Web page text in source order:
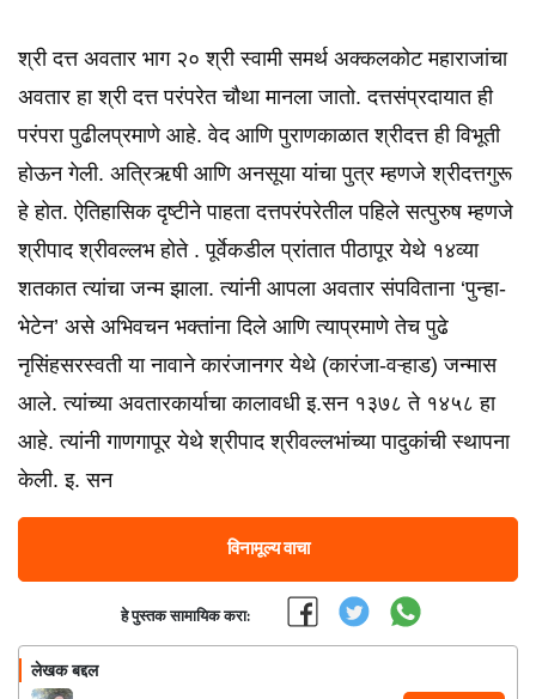
श्री दत्त अवतार भाग २० श्री स्वामी समर्थ अक्कलकोट महाराजांचा
अवतार हा श्री दत्त परंपरेत चौथा मानला जातो. दत्तसंप्रदायात ही
परंपरा पुढीलप्रमाणे आहे. वेद आणि पुराणकाळात श्रीदत्त ही विभूती
होऊन गेली. अत्रिऋषी आणि अनसूया यांचा पुत्र म्हणजे श्रीदत्तगुरू
हे होत. ऐतिहासिक दृष्टीने पाहता दत्तपरंपरेतील पहिले सत्पुरुष म्हणजे
श्रीपाद श्रीवल्लभ होते . पूर्वेकडील प्रांतात पीठापूर येथे १४व्या
शतकात त्यांचा जन्म झाला. त्यांनी आपला अवतार संपविताना ‘पुन्हा-
भेटेन’ असे अभिवचन भक्तांना दिले आणि त्याप्रमाणे तेच पुढे
नृसिंहसरस्वती या नावाने कारंजानगर येथे (कारंजा-वऱ्हाड) जन्मास
आले. त्यांच्या अवतारकार्याचा कालावधी इ.सन १३७८ ते १४५८ हा
आहे. त्यांनी गाणगापूर येथे श्रीपाद श्रीवल्लभांच्या पादुकांची स्थापना
केली. इ. सन
विनामूल्य वाचा
हे पुस्तक सामायिक करा:
लेखक बद्दल